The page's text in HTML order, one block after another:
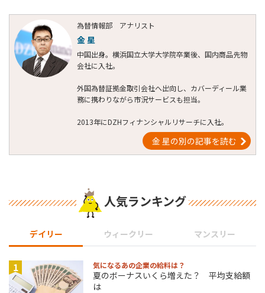
為替情報部 アナリスト
金 星
中国出身。横浜国立大学大学院卒業後、国内商品先物
会社に入社。
外国為替証拠金取引会社へ出向し、カバーディール業
務に携わりながら市況サービスも担当。
2013年にDZHフィナンシャルリサーチに入社。
金 星の別の記事を読む
人気ランキング
デイリー ウィークリー マンスリー
1 気になるあの企業の給料は？
夏のボーナスいくら増えた？ 平均支給額
は